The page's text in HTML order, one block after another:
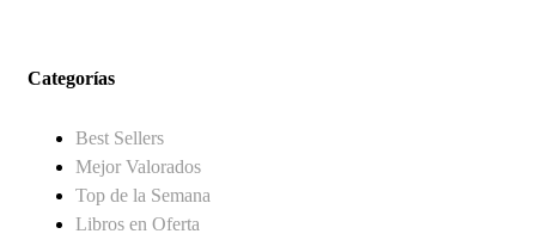
Categorías
Best Sellers
Mejor Valorados
Top de la Semana
Libros en Oferta